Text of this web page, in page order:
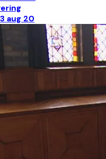
3 aug 20